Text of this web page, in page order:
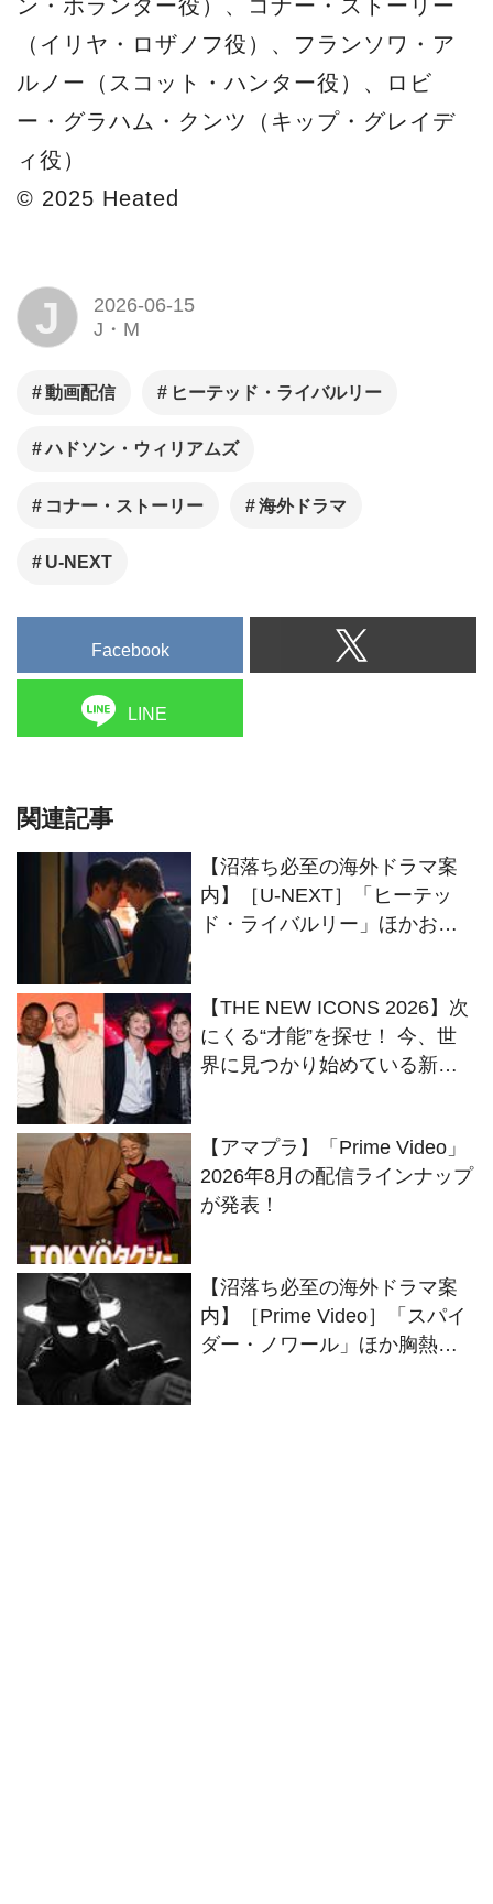
ン・ホランダー役）、コナー・ストーリー
（イリヤ・ロザノフ役）、フランソワ・ア
ルノー（スコット・ハンター役）、ロビ
ー・グラハム・クンツ（キップ・グレイデ
ィ役）
© 2025 Heated
J
2026-06-15
J・M
動画配信 ヒーテッド・ライバルリー
ハドソン・ウィリアムズ
コナー・ストーリー 海外ドラマ
U-NEXT
Facebook
LINE
関連記事
【沼落ち必至の海外ドラマ案
内】［U-NEXT］「ヒーテッ
ド・ライバルリー」ほかおス
【THE NEW ICONS 2026】次
にくる“才能”を探せ！ 今、世
界に見つかり始めている新鋭
【アマプラ】「Prime Video」
2026年8月の配信ラインナップ
が発表！
【沼落ち必至の海外ドラマ案
内】［Prime Video］「スパイ
ダー・ノワール」ほか胸熱の